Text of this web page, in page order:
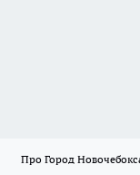
Про Город